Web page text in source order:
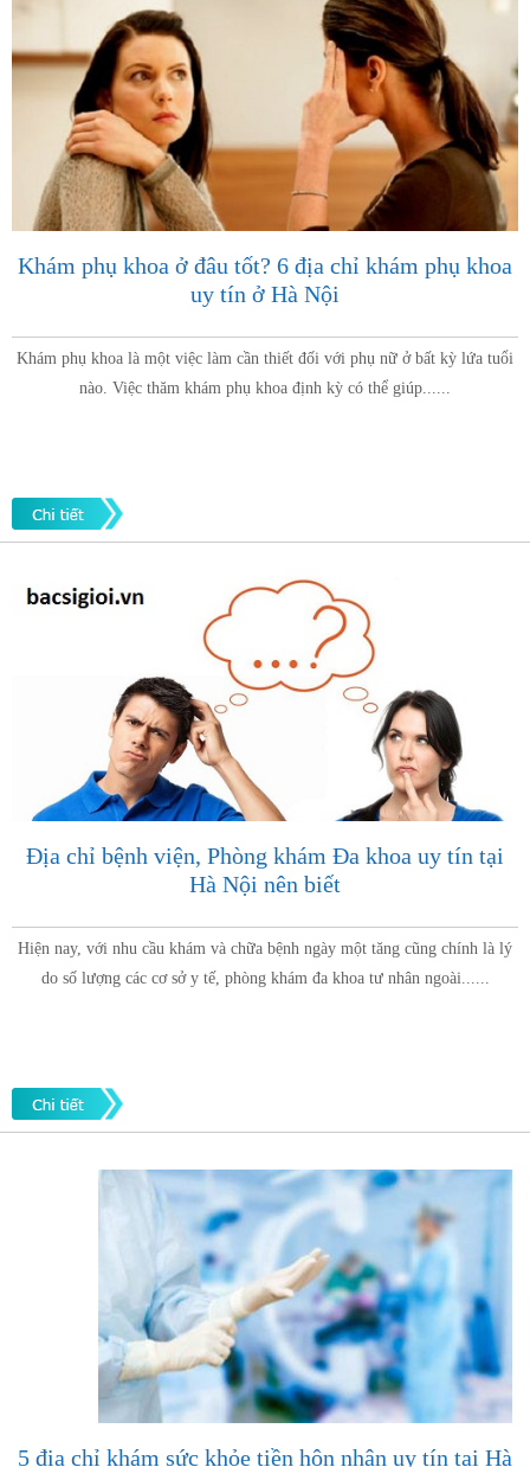
Khám phụ khoa ở đâu tốt? 6 địa chỉ khám phụ khoa
uy tín ở Hà Nội
Khám phụ khoa là một việc làm cần thiết đối với phụ nữ ở bất kỳ lứa tuổi
nào. Việc thăm khám phụ khoa định kỳ có thể giúp......
Địa chỉ bệnh viện, Phòng khám Đa khoa uy tín tại
Hà Nội nên biết
Hiện nay, với nhu cầu khám và chữa bệnh ngày một tăng cũng chính là lý
do số lượng các cơ sở y tế, phòng khám đa khoa tư nhân ngoài......
5 địa chỉ khám sức khỏe tiền hôn nhân uy tín tại Hà